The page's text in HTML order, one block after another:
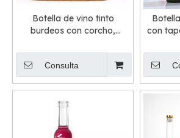
Botella de vino tinto
burdeos con corcho,
Consulta
con